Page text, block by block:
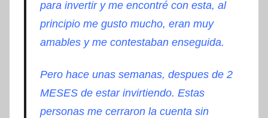
para invertir y me encontré con esta, al
principio me gusto mucho, eran muy
amables y me contestaban enseguida.
Pero hace unas semanas, despues de 2
MESES de estar invirtiendo. Estas
personas me cerraron la cuenta sin